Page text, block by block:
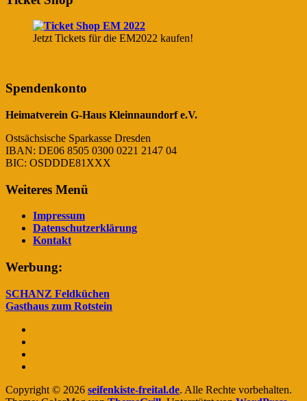
Jetzt Tickets für die EM2022 kaufen!
Spendenkonto
Heimatverein G-Haus Kleinnaundorf e.V.
Ostsächsische Sparkasse Dresden
IBAN: DE06 8505 0300 0221 2147 04
BIC: OSDDDE81XXX
Weiteres Menü
Impressum
Datenschutzerklärung
Kontakt
Werbung:
SCHANZ Feldküchen
Gasthaus zum Rotstein
Copyright © 2026 seifenkiste-freital.de. Alle Rechte vorbehalten.